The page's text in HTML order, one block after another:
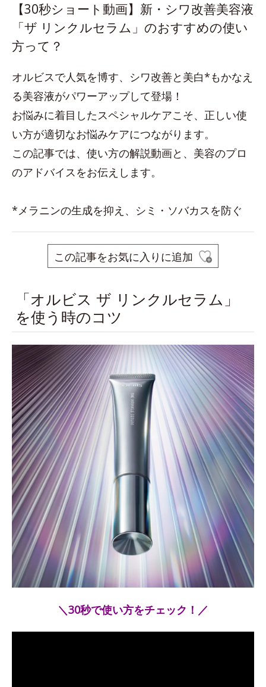
【30秒ショート動画】新・シワ改善美容液
「ザ リンクルセラム」のおすすめの使い
方って？
オルビスで人気を博す、シワ改善と美白*もかなえ
る美容液がパワーアップして登場！
お悩みに着目したスペシャルケアこそ、正しい使
い方が適切なお悩みケアにつながります。
この記事では、使い方の解説動画と、美容のプロ
のアドバイスをお伝えします。
*メラニンの生成を抑え、シミ・ソバカスを防ぐ
この記事をお気に入りに追加
「オルビス ザ リンクルセラム」
を使う時のコツ
＼30秒で使い方をチェック！／